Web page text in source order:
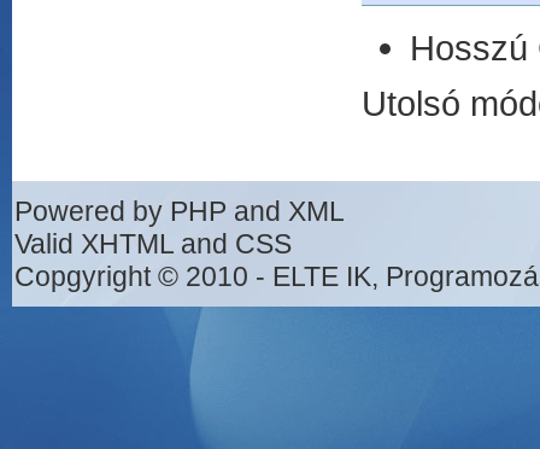
Hosszú
Utolsó
Powered by PHP and XML
Valid XHTML and CSS
Copgyright © 2010 - ELTE IK,